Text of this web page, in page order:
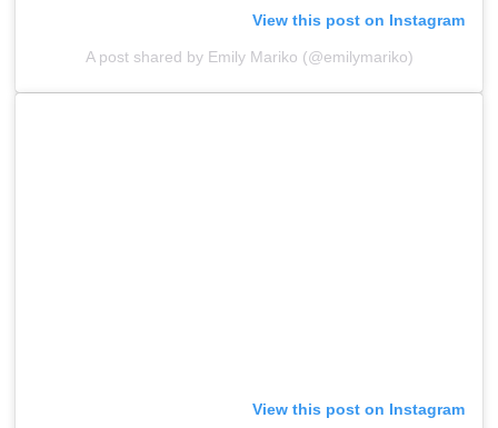
View this post on Instagram
A post shared by Emily Mariko (@emilymariko)
View this post on Instagram